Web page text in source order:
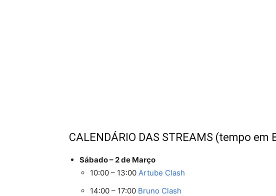
CALENDÁRIO DAS STREAMS (tempo em
Sábado – 2 de Março
10:00 – 13:00 Artube Clash
14:00 – 17:00 Bruno Clash